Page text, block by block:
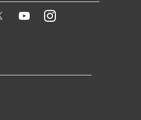
Twitter YoutubeInstagram